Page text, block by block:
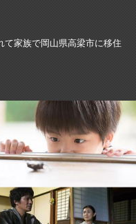
て家族で岡山県高梁市に移住